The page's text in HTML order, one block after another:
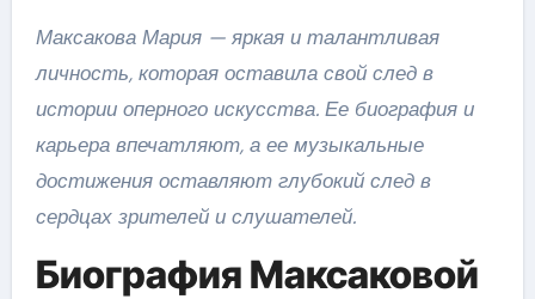
Максакова Мария — яркая и талантливая
личность, которая оставила свой след в
истории оперного искусства. Ее биография и
карьера впечатляют, а ее музыкальные
достижения оставляют глубокий след в
сердцах зрителей и слушателей.
Биография Максаковой